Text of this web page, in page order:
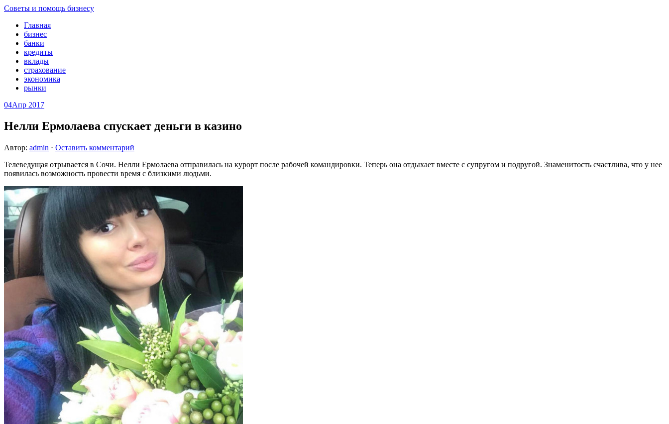
Советы и помощь бизнесу
Главная
бизнес
банки
кредиты
вклады
страхование
экономика
рынки
04Апр 2017
Нелли Ермолаева спускает деньги в казино
Автор: admin ⋅ Оставить комментарий
Телеведущая отрывается в Сочи. Нелли Ермолаева отправилась на курорт после рабочей командировки. Теперь она отдыхает вместе с супругом и подругой. Знаменитость счастлива, что у нее
появилась возможность провести время с близкими людьми.